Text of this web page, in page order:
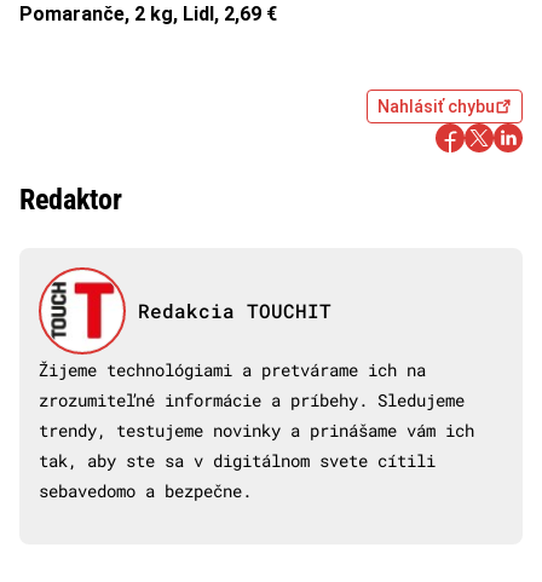
Pomaranče, 2 kg, Lidl, 2,69 €
Nahlásiť chybu
Redaktor
Redakcia TOUCHIT
Žijeme technológiami a pretvárame ich na
zrozumiteľné informácie a príbehy. Sledujeme
trendy, testujeme novinky a prinášame vám ich
tak, aby ste sa v digitálnom svete cítili
sebavedomo a bezpečne.